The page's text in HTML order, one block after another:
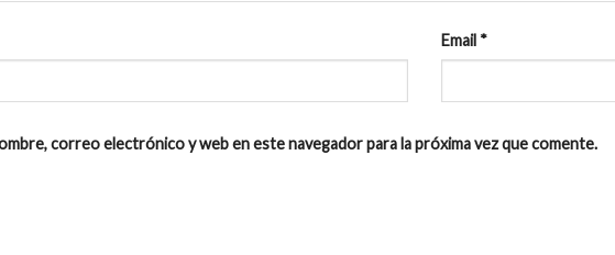
Email *
correo electrónico y web en este navegador para la próxima vez que comente.